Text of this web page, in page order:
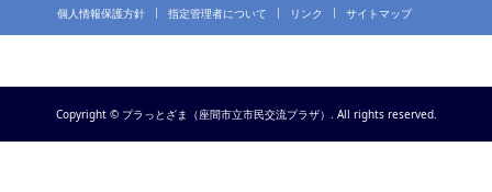
個人情報保護方針 指定管理者について リンク サイトマップ
Copyright © プラっとざま（座間市立市民交流プラザ）. All rights reserved.